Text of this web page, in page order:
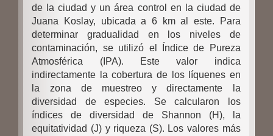
t
í
c
u
l
o
de la ciudad y un área control en la ciudad de
Juana Koslay, ubicada a 6 km al este. Para
determinar gradualidad en los niveles de
contaminación, se utilizó el Índice de Pureza
Atmosférica (IPA). Este valor indica
indirectamente la cobertura de los líquenes en
la zona de muestreo y directamente la
diversidad de especies. Se calcularon los
índices de diversidad de Shannon (H), la
equitatividad (J) y riqueza (S). Los valores más